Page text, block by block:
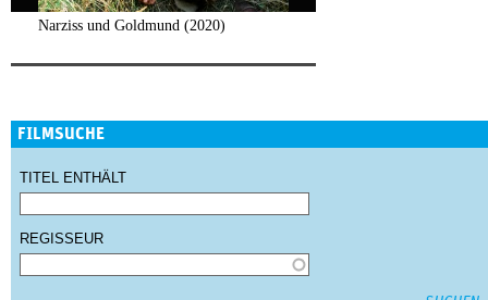
Narziss und Goldmund (2020)
FILMSUCHE
TITEL ENTHÄLT
REGISSEUR